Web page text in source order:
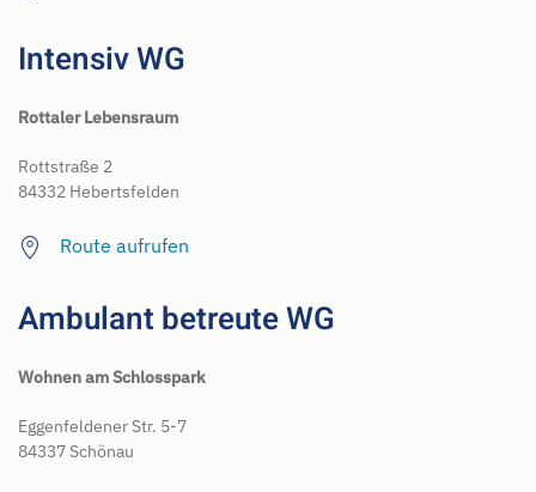
Intensiv WG
Rottaler Lebensraum
Rottstraße 2
84332 Hebertsfelden
Route aufrufen
Ambulant betreute WG
Wohnen am Schlosspark
Eggenfeldener Str. 5-7
84337 Schönau